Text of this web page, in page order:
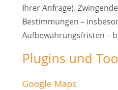
Ihrer Anfrage).
Bestimmungen –
Aufbewahrungsfristen –
Plugins und
Google Maps